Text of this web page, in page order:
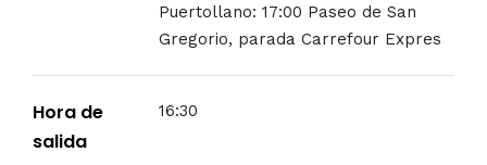
Puertollano: 17:00 Paseo de San
Gregorio, parada Carrefour Expres
Hora de
salida
16:30